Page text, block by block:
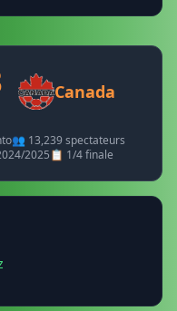
Canada
👥 13,239 spectateurs
2025📋 1/4 finale